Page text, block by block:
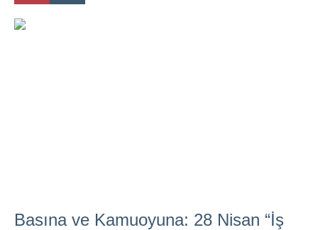
Basına ve Kamuoyuna: 28 Nisan “İş